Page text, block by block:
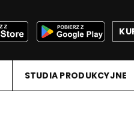
STUDIA PRODUKCYJNE